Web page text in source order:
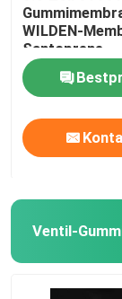
WILDEN-
Santoprene
Ventil-